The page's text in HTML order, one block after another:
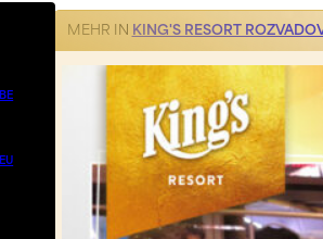
BE
EU
MEHR IN KING'S RESORT